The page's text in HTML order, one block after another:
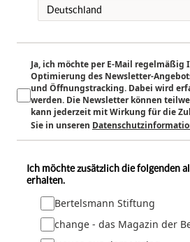
Ja, ich möchte per E-Mail
Optimierung des Newsletter-
und Öffnungstracking. Dabei wird
werden. Die Newsletter können
kann jederzeit mit Wirkung für die
Sie in unseren Datenschu
Ich möchte zusätzlich die folgenden
erhalten.
Bertelsmann Stiftung
change - das Magazin der